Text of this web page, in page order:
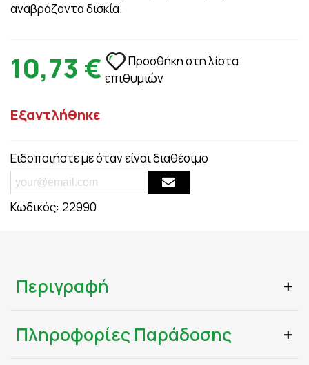
αναβράζοντα δισκία.
10,73 €
Προσθήκη στη λίστα
επιθυμιών
Εξαντλήθηκε
Ειδοποιήστε με όταν είναι διαθέσιμο
Κωδικός: 22990
Περιγραφή
Πληροφορίες Παράδοσης